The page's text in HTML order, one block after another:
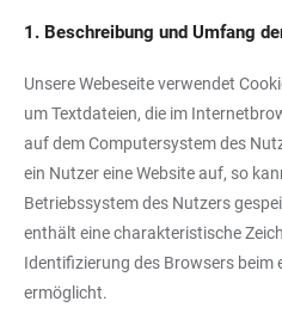
1. Beschreibung und Umfang
Unsere Webeseite verwendet
um Textdateien, die im
auf dem Computersystem des
ein Nutzer eine Website auf, so
Betriebssystem des Nutzers
enthält eine charakteristische
Identifizierung des Browsers beim
ermöglicht.